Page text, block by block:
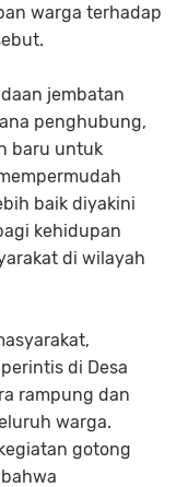
warga terhadap
jembatan
penghubung,
baru untuk
baik diyakini
kehidupan
di wilayah
di Desa
rampung dan
warga.
gotong